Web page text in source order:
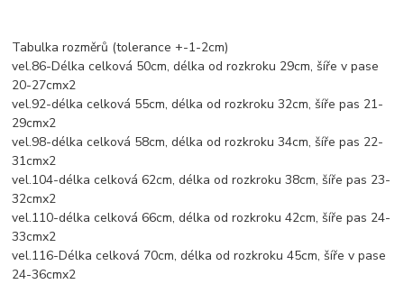
Tabulka rozměrů (tolerance +-1-2cm)
vel.86-Délka celková 50cm, délka od rozkroku 29cm, šíře v pase
20-27cmx2
vel.92-délka celková 55cm, délka od rozkroku 32cm, šíře pas 21-
29cmx2
vel.98-délka celková 58cm, délka od rozkroku 34cm, šíře pas 22-
31cmx2
vel.104-délka celková 62cm, délka od rozkroku 38cm, šíře pas 23-
32cmx2
vel.110-délka celková 66cm, délka od rozkroku 42cm, šíře pas 24-
33cmx2
vel.116-Délka celková 70cm, délka od rozkroku 45cm, šíře v pase
24-36cmx2